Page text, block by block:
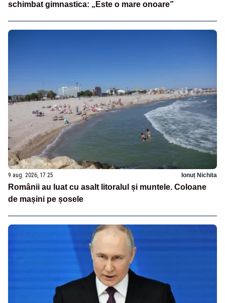
schimbat gimnastica: „Este o mare onoare”
9 aug. 2026, 17:25 Ionuț Nichita
Românii au luat cu asalt litoralul și muntele. Coloane
de mașini pe șosele